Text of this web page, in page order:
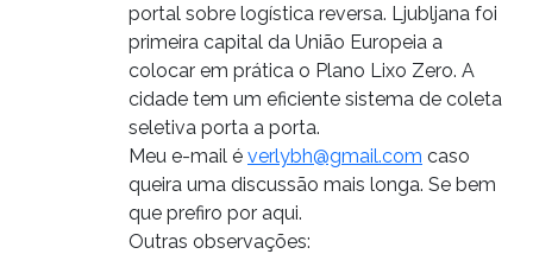
portal sobre logística reversa. Ljubljana foi
primeira capital da União Europeia a
colocar em prática o Plano Lixo Zero. A
cidade tem um eficiente sistema de coleta
seletiva porta a porta.
Meu e-mail é verlybh@gmail.com caso
queira uma discussão mais longa. Se bem
que prefiro por aqui.
Outras observações: